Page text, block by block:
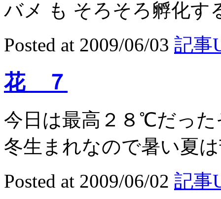
バメ も そろそろ孵化す
Posted at 2009/06/03 記事
花 ７
今日は最高２８℃だっ
冬生まれなので暑い夏
Posted at 2009/06/02 記事